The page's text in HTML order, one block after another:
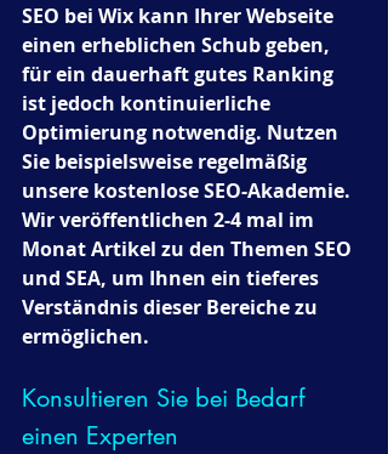
SEO bei Wix kann Ihrer Webseite
einen erheblichen Schub geben,
für ein dauerhaft gutes Ranking
ist jedoch kontinuierliche
Optimierung notwendig. Nutzen
Sie beispielsweise regelmäßig
unsere kostenlose SEO-Akademie.
Wir veröffentlichen 2-4 mal im
Monat Artikel zu den Themen SEO
und SEA, um Ihnen ein tieferes
Verständnis dieser Bereiche zu
ermöglichen.
Konsultieren Sie bei Bedarf
einen Experten